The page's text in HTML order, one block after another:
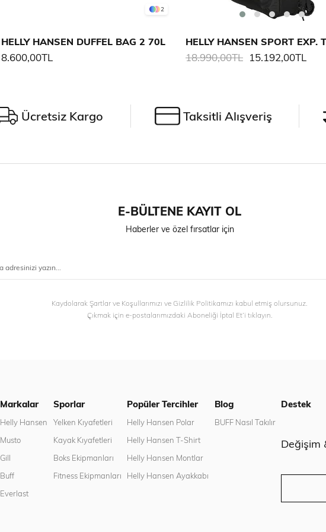
2
HELLY HANSEN DUFFEL BAG 2 70L
8.600,00TL 15.192,00TL
18.990,00TL
Ücretsiz Kargo Taksitli Alışveriş
E-BÜLTENE KAYIT OL
Haberler ve özel fırsatlar için
Kaydolarak Şartlar ve Koşullarımızı ve Gizlilik Politikamızı kabul etmiş olursunuz.
Çıkmak için e-postalarımızdaki Aboneliği İptal Et’i tıklayın.
Markalar
Helly Hansen
Musto
Gill
Buff
Everlast
Sporlar
Yelken Kıyafetleri
Kayak Kıyafetleri
Boks Ekipmanları
Fitness Ekipmanları
Popüler Tercihler
Helly Hansen Polar
Helly Hansen T-Shirt
Helly Hansen Montlar
Helly Hansen Ayakkabı
Blog
BUFF Nasıl Takılır
Destek
Değişim